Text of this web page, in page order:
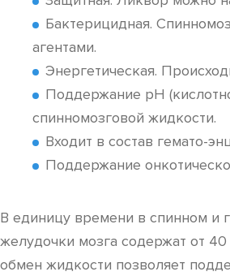
Бактерицидная.
агентами.
Энергетическая.
Поддержание рН
спинномозговой жидкости.
Входит в состав гемато-
Поддержание
В единицу времени в спинном и
желудочки мозга содержат от
обмен жидкости позволяет